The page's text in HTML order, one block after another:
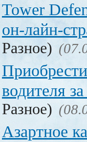
Tower
он-лайн-
Разное)
водителя
Разное)
Азартное